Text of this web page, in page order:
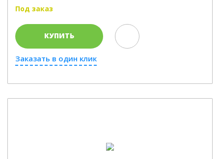
Под заказ
КУПИТЬ
Заказать в один клик